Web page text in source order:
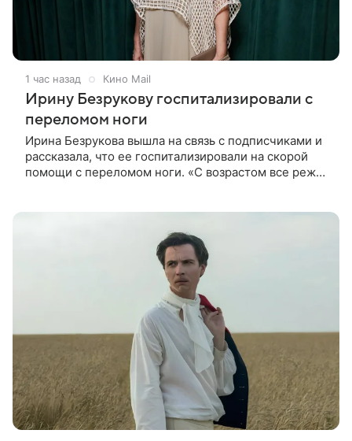
1 час назад Кино Mail
Ирину Безрукову госпитализировали с
переломом ноги
Ирина Безрукова вышла на связь с подписчиками и
рассказала, что ее госпитализировали на скорой
помощи с переломом ноги. «С возрастом все реже